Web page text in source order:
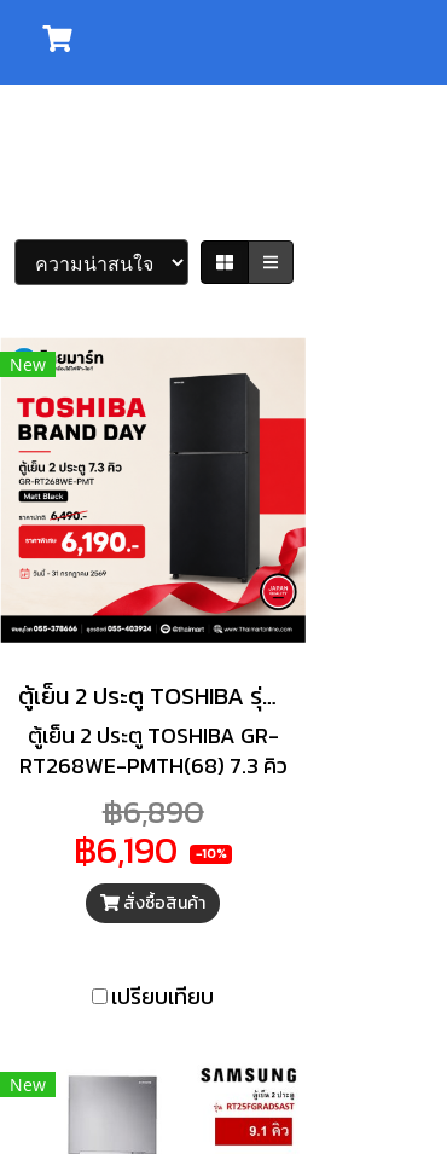
New
ตู้เย็น 2 ประตู TOSHIBA รุ่นGRRT268WEPMTMB 7.3 คิว
ตู้เย็น 2 ประตู TOSHIBA GR-
RT268WE-PMTH(68) 7.3 คิว
สัมผัสรสชาติอาหารที่สดใหม่ใน
ทุกวันด้วยตู้เย็น 2 ประตู จาก
TOSHIBA โดดเด่นด้วยดีไซน์
สวยเรียบผสมผสานฟังก์ชัน
การใช้งานที่สะดวกสบาย
อย่างรวดเร็ว แต่ใช้พลังงาน
ขึ้น ระบบทำความเย็นที่สามารถ
กระจายความเย็นได้ทั่วทั้งตู้
ช่วยรักษาความสดใหม่ของ
฿6,890
฿6,190 -10%
สั่งซื้อสินค้า
เปรียบเทียบ
New